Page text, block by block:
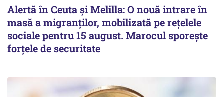
Alertă în Ceuta și Melilla: O nouă intrare în
masă a migranților, mobilizată pe rețelele
sociale pentru 15 august. Marocul sporește
forțele de securitate